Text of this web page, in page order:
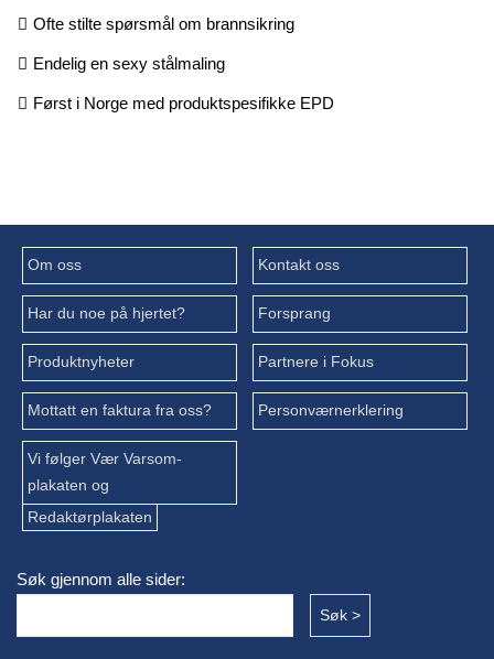
Ofte stilte spørsmål om brannsikring
Endelig en sexy stålmaling
Først i Norge med produktspesifikke EPD
Om oss Kontakt oss
Har du noe på hjertet? Forsprang
Produktnyheter Partnere i Fokus
Mottatt en faktura fra oss? Personværnerklering
Vi følger Vær Varsom-
plakaten og
Redaktørplakaten
Søk gjennom alle sider: